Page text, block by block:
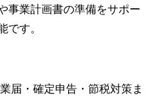
事業計画書の準備をサポー
です。
届・確定申告・節税対策ま